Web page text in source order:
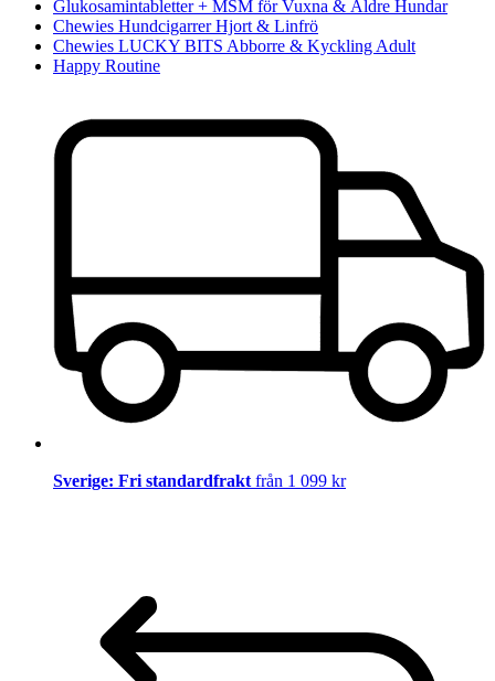
Glukosamintabletter + MSM för Vuxna & Äldre Hundar
Chewies Hundcigarrer Hjort & Linfrö
Chewies LUCKY BITS Abborre & Kyckling Adult
Happy Routine
Sverige: Fri standardfrakt från 1 099 kr